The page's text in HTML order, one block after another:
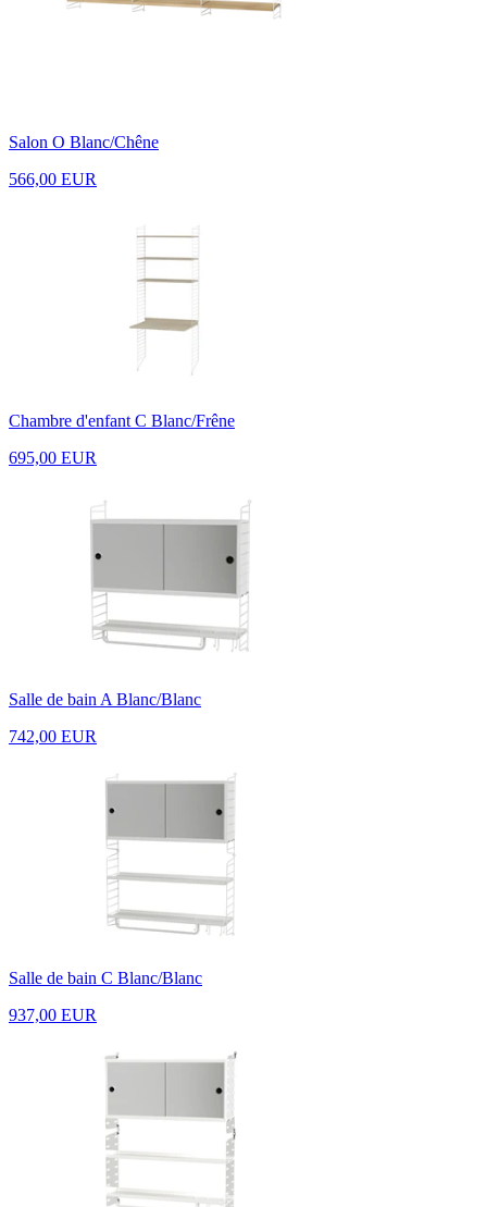
Salon O Blanc/Chêne
566,00 EUR
Chambre d'enfant C Blanc/Frêne
695,00 EUR
Salle de bain A Blanc/Blanc
742,00 EUR
Salle de bain C Blanc/Blanc
937,00 EUR